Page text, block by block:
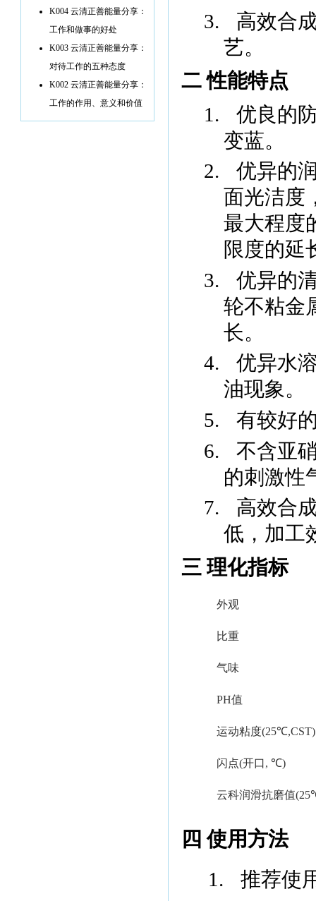
K004 云清正善能量分享：
工作和做事的好处
K003 云清正善能量分享：
对待工作的五种态度
K002 云清正善能量分享：
工作的作用、意义和价值
3.
高效合
艺。
二 性能特点
1.
优良的
变蓝。
2.
优异的
面光洁度
最大程度
限度的延
3.
优异的
轮不粘金
长。
4.
优异水
油现象。
5.
有较好
6.
不含亚
的刺激性
7.
高效合
低，加工
三 理化指标
外观
比重
气味
PH值
运动粘度(25℃,CST)
闪点(开口 , ℃)
云科润滑抗磨值(25
四 使用方法
1.
推荐使